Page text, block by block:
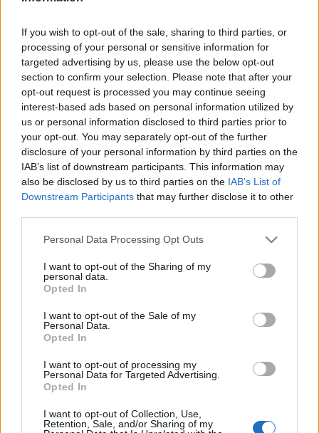
If you wish to opt-out of the sale, sharing to third parties, or
processing of your personal or sensitive information for
targeted advertising by us, please use the below opt-out
section to confirm your selection. Please note that after your
opt-out request is processed you may continue seeing
interest-based ads based on personal information utilized by
us or personal information disclosed to third parties prior to
your opt-out. You may separately opt-out of the further
disclosure of your personal information by third parties on the
IAB’s list of downstream participants. This information may
also be disclosed by us to third parties on the IAB’s List of
Downstream Participants that may further disclose it to other
Please note that this website/app uses one or more Google
not limited to your visit or usage behaviour. You may click to
grant or deny consent to Google and its third-party tags to
use your data for below specified purposes in below Google
consent section.
Personal Data Processing Opt Outs
I want to opt-out of the Sharing of my
personal data.
Opted In
I want to opt-out of the Sale of my
Personal Data.
Opted In
I want to opt-out of processing my
Personal Data for Targeted Advertising.
Opted In
I want to opt-out of Collection, Use,
Retention, Sale, and/or Sharing of my
legnagyobb csattanókat is. A szórakozás garantált, hiszen
kiégett felnőtt szerepét, legbelül azért örökre gyerekek
maradunk.
„Hihetetlenül izgalmas a történetünket egy másik nyelven
elmesélve hallani, és újragondolni a karaktereket egy
teljesen új szereposztással. Kiválónak tartom a magyar
színészgárdát! Ez az első alkalom, hogy más nyelven
rendezek, de a humor és az érzelmek valóban univerzálisak,
így az átmenet kevésbé volt ijesztő. A csodálatos Baráthy
tolmácsom a próbákon, a jelenléte óriási segítség” –
mondta a rendező. Kirsty Patrick Ward 2015-ben végezte el
a londoni Nemzeti Színházi Stúdiójának rendezői kurzusát.
debütált az Edinburgh-i Fesztiválon. Többször dolgozott a
Shakespeare’s Globe Theatre-ben. Nemrég írta és rendezte
első rövidfilmjét, aKite Stringst.
alakult. Egy maréknyi zseniálisan tehetséges növendék